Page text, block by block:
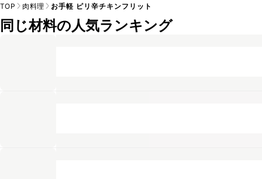
TOP 肉料理 お手軽 ピリ辛チキンフリット
同じ材料の人気ランキング